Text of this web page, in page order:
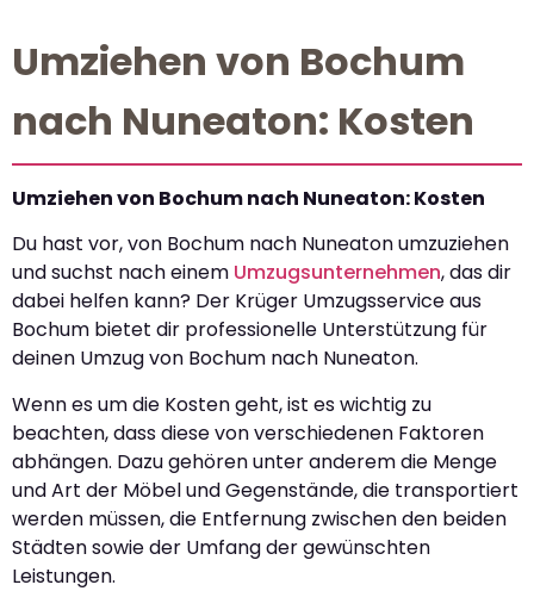
Umziehen von Bochum
nach Nuneaton: Kosten
Umziehen von Bochum nach Nuneaton: Kosten
Du hast vor, von Bochum nach Nuneaton umzuziehen
und suchst nach einem Umzugsunternehmen, das dir
dabei helfen kann? Der Krüger Umzugsservice aus
Bochum bietet dir professionelle Unterstützung für
deinen Umzug von Bochum nach Nuneaton.
Wenn es um die Kosten geht, ist es wichtig zu
beachten, dass diese von verschiedenen Faktoren
abhängen. Dazu gehören unter anderem die Menge
und Art der Möbel und Gegenstände, die transportiert
werden müssen, die Entfernung zwischen den beiden
Städten sowie der Umfang der gewünschten
Leistungen.